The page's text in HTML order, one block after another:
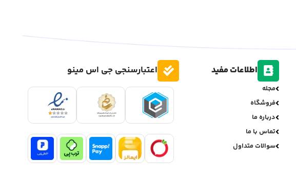
اطلاعات مفید
مجله
فروشگاه
درباره ما
تماس با ما
سوالات متداول
اعتبارسنجی جی اس مینو